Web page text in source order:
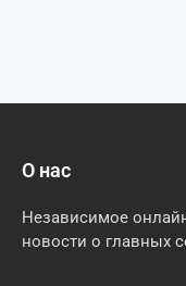
О нас
Независимое
новости о главных